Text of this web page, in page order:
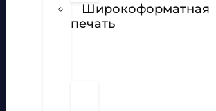
Широкоформатная
печать